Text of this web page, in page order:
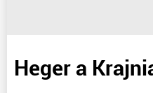
Heger a